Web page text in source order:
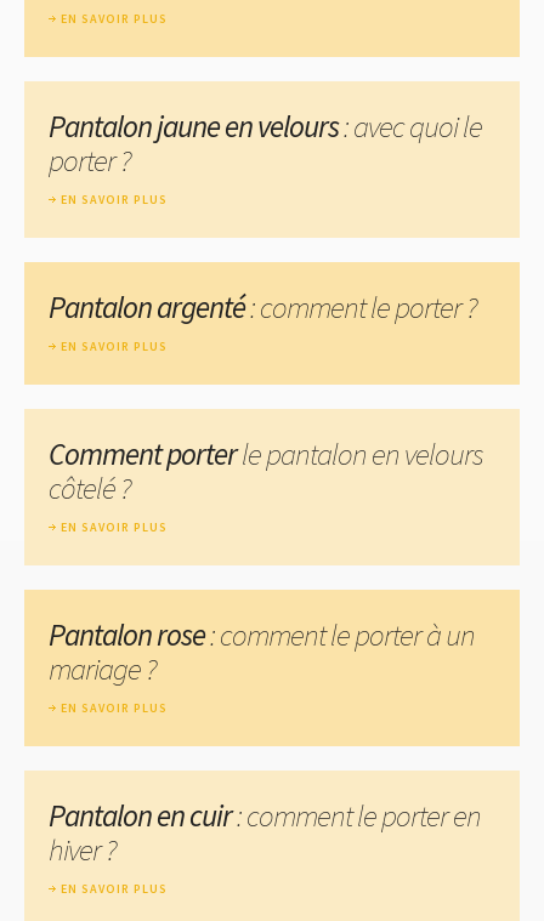
EN SAVOIR PLUS
Pantalon jaune en velours: avec quoi le
porter ?
EN SAVOIR PLUS
Pantalon argenté: comment le porter ?
EN SAVOIR PLUS
Comment porterle pantalon en velours
côtelé ?
EN SAVOIR PLUS
Pantalon rose: comment le porter à un
mariage ?
EN SAVOIR PLUS
Pantalon en cuir: comment le porter en
hiver ?
EN SAVOIR PLUS